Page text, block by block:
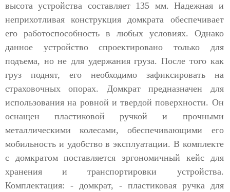
высота устройства составляет 135 мм. Надежная и
неприхотливая конструкция домкрата обеспечивает
его работоспособность в любых условиях. Однако
данное устройство спроектировано только для
подъема, но не для удержания груза. После того как
груз поднят, его необходимо зафиксировать на
страховочных опорах. Домкрат предназначен для
использования на ровной и твердой поверхности. Он
оснащен пластиковой ручкой и прочными
металлическими колесами, обеспечивающими его
мобильность и удобство в эксплуатации. В комплекте
с домкратом поставляется эргономичный кейс для
хранения и транспортировки устройства.
Комплектация: - домкрат, - пластиковая ручка для